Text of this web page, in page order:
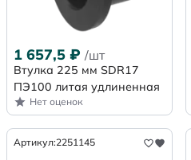
1 657,5 ₽ /шт
Втулка 225 мм SDR17
ПЭ100 литая удлиненная
Нет оценок
Артикул:2251145